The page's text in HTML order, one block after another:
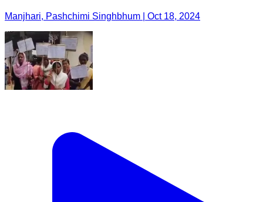
Manjhari, Pashchimi Singhbhum | Oct 18, 2024